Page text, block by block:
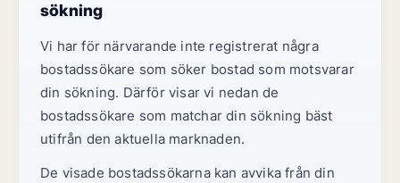
sökning
Vi har för närvarande inte registrerat några
bostadssökare som söker bostad som motsvarar
din sökning. Därför visar vi nedan de
bostadssökare som matchar din sökning bäst
utifrån den aktuella marknaden.
De visade bostadssökarna kan avvika från din